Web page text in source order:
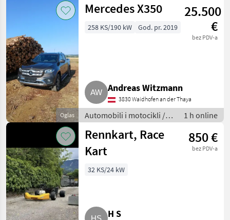
Kategorija 4 Država 1 Filtri
TRENUTNA
STAZA
Auto,
kamion,
moped
Automobili I
Motocikli
Limuzine
ODABERITE
KATEGORIJU
Sonstige
Skoda
Poništi
rezultata
Oglas
Mercedes X350
25.500
€
bez PDV-a
258 KS/190 kW God. pr. 2019
Andreas Witzmann
3830 Waidhofen an der Thaya
Automobili i motocikli /
Limuzine
1 h online
Rennkart, Race
Kart
850 €
bez PDV-a
32 KS/24 kW
H S